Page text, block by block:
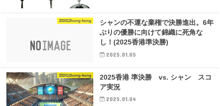
202412hong-kong
シャンの不運な棄権で決勝進出。6年
ぶりの優勝に向けて錦織に死角な
し！(2025香港準決勝)
2025.01.05
202412hong-kong
2025香港 準決勝 vs. シャン スコ
ア実況
2025.01.04